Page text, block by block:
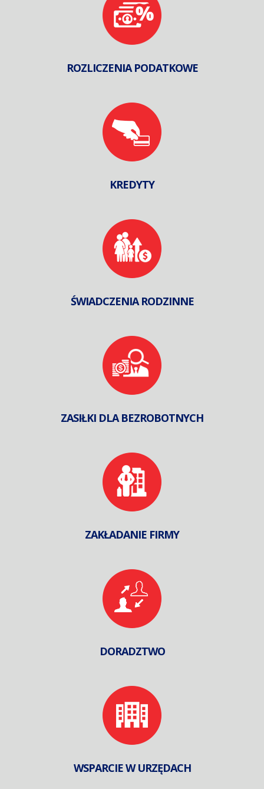
ROZLICZENIA PODATKOWE
KREDYTY
ŚWIADCZENIA RODZINNE
ZASIŁKI DLA BEZROBOTNYCH
ZAKŁADANIE FIRMY
DORADZTWO
WSPARCIE W URZĘDACH